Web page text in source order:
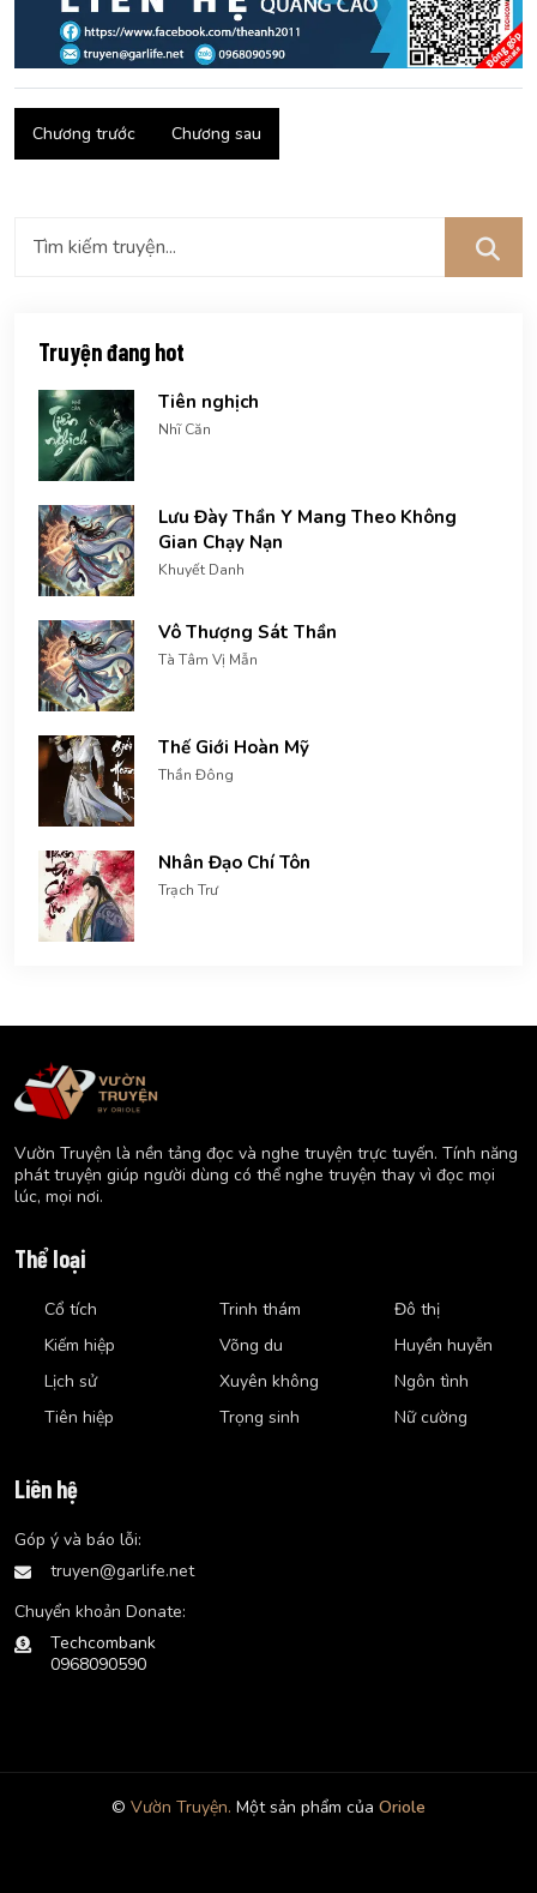
Chương trước Chương sau
Truyện đang hot
Tiên nghịch
Nhĩ Căn
Lưu Đày Thần Y Mang Theo Không
Gian Chạy Nạn
Khuyết Danh
Vô Thượng Sát Thần
Tà Tâm Vị Mẫn
Thế Giới Hoàn Mỹ
Thần Đông
Nhân Đạo Chí Tôn
Trạch Trư
Vườn Truyện là nền tảng đọc và nghe truyện trực tuyến. Tính năng
phát truyện giúp người dùng có thể nghe truyện thay vì đọc mọi
lúc, mọi nơi.
Thể loại
Cổ tích
Kiếm hiệp
Lịch sử
Tiên hiệp
Trinh thám
Võng du
Xuyên không
Trọng sinh
Đô thị
Huyền huyễn
Ngôn tình
Nữ cường
Liên hệ
Góp ý và báo lỗi:
truyen@garlife.net
Chuyển khoản Donate:
Techcombank
0968090590
© Vườn Truyện. Một sản phẩm của Oriole